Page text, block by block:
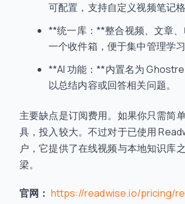
可配置，支持自定义视频笔记格
**统一库：**整合视频、文章
一个收件箱，便于集中管理学习
**AI 功能：**内置名为
以总结内容或回答相关问题。
主要缺点是订阅费用。如果你只需简
具，投入较大。不过对于已使用
户，它提供了在线视频与本地知识库
梁。
官网： https://readwise.io/pricing/